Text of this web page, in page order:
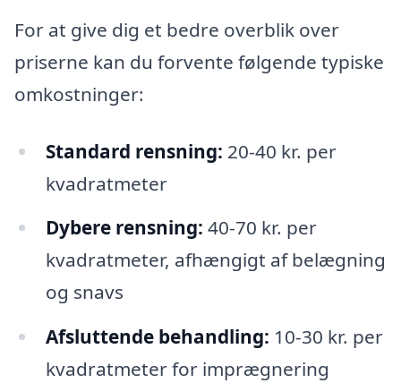
For at give dig et bedre overblik over
priserne kan du forvente følgende typiske
omkostninger:
Standard rensning: 20-40 kr. per
kvadratmeter
Dybere rensning: 40-70 kr. per
kvadratmeter, afhængigt af belægning
og snavs
Afsluttende behandling: 10-30 kr. per
kvadratmeter for imprægnering